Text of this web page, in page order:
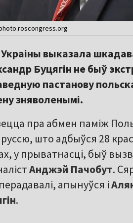
photo.roscongress.org
выказала
Буцягін не быў
пастанову
зняволенымі.
пра абмен паміж
што адбыўся 28
у прыватнасці, быў
Анджэй Пачобут.
апынуўся і
.